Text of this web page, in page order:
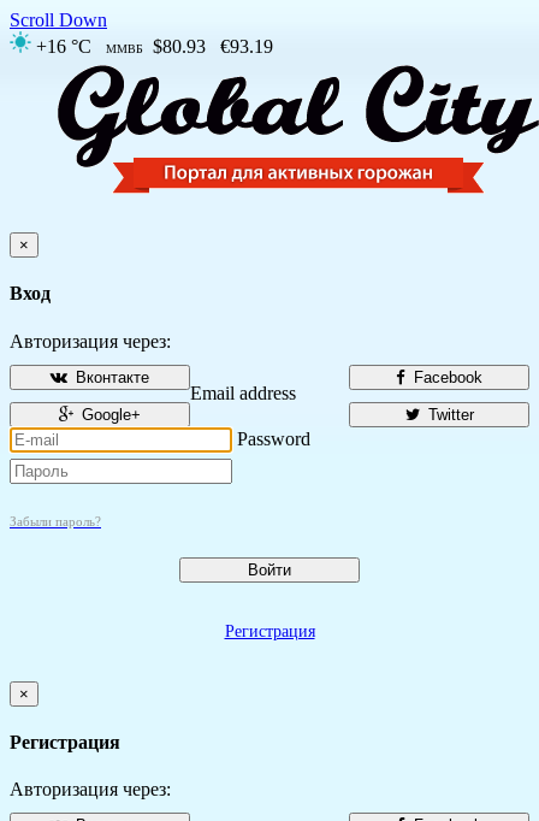
Scroll Down
+16 °C
ММВБ $80.93 €93.19
×
Вход
Авторизация через:
Facebook
Вконтакте
Twitter
Google+
Email address
Password
Забыли пароль?
Войти
Регистрация
×
Регистрация
Авторизация через: